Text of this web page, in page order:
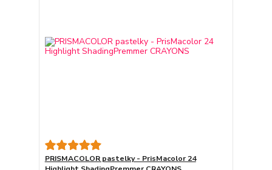
PRISMACOLOR pastelky - PrisMacolor 24